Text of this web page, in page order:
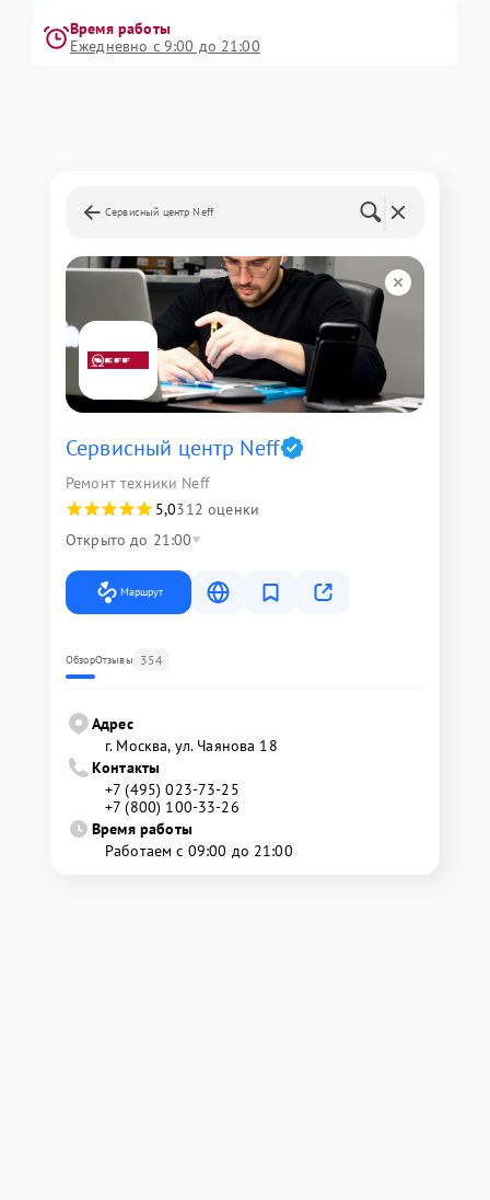
Время работы
Ежедневно с 9:00 до 21:00
Сервисный центр Neff
Сервисный центр Neff
Ремонт техники Neff
5,0312 оценки
Открыто до 21:00
Маршрут
ОбзорОтзывы 354
Адрес
г. Москва, ул. Чаянова 18
Контакты
+7 (495) 023-73-25
+7 (800) 100-33-26
Время работы
Работаем с 09:00 до 21:00